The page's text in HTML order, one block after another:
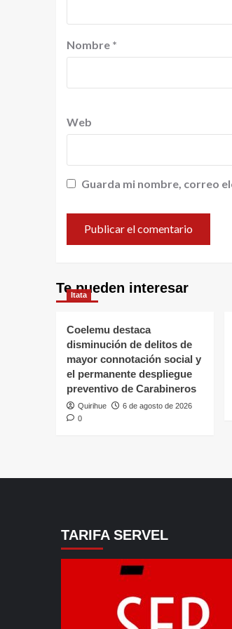
Nombre *
Web
Guarda mi nombre, correo
Te pueden interesar
Itata
Coelemu destaca
disminución de delitos de
mayor connotación social y
el permanente despliegue
preventivo de Carabineros
Quirihue
6 de agosto de 2026
0
TARIFA SERVEL